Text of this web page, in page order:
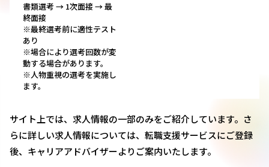
書類選考 → 1次面接 → 最
終面接
※最終選考前に適性テスト
あり
※場合により選考回数が変
動する場合があります。
※人物重視の選考を実施し
ます。
サイト上では、求人情報の一部のみをご紹介しています。さ
らに詳しい求人情報については、転職支援サービスにご登録
後、キャリアアドバイザーよりご案内いたします。